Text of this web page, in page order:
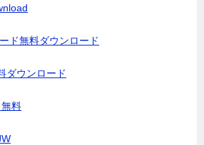
ド無料ダウンロード
ダウンロード
料